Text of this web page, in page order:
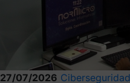
27/07/2026 Ciberseguridad